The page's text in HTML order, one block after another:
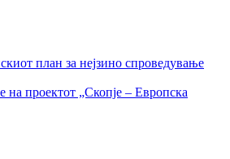
план за нејзино спроведување
на проектот „Скопје – Европска